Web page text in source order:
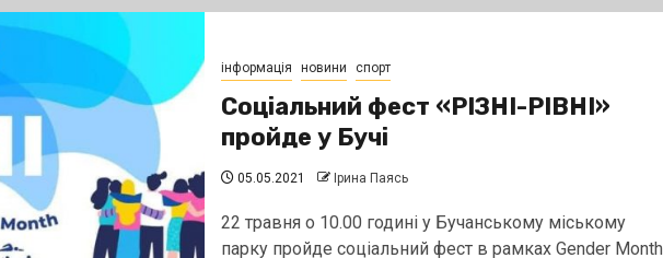
інформація новини спорт
Соціальний фест «РІЗНІ-РІВНІ»
пройде у Бучі
05.05.2021 Ірина Паясь
22 травня о 10.00 годині у Бучанському міському
парку пройде соціальний фест в рамках Gender Month